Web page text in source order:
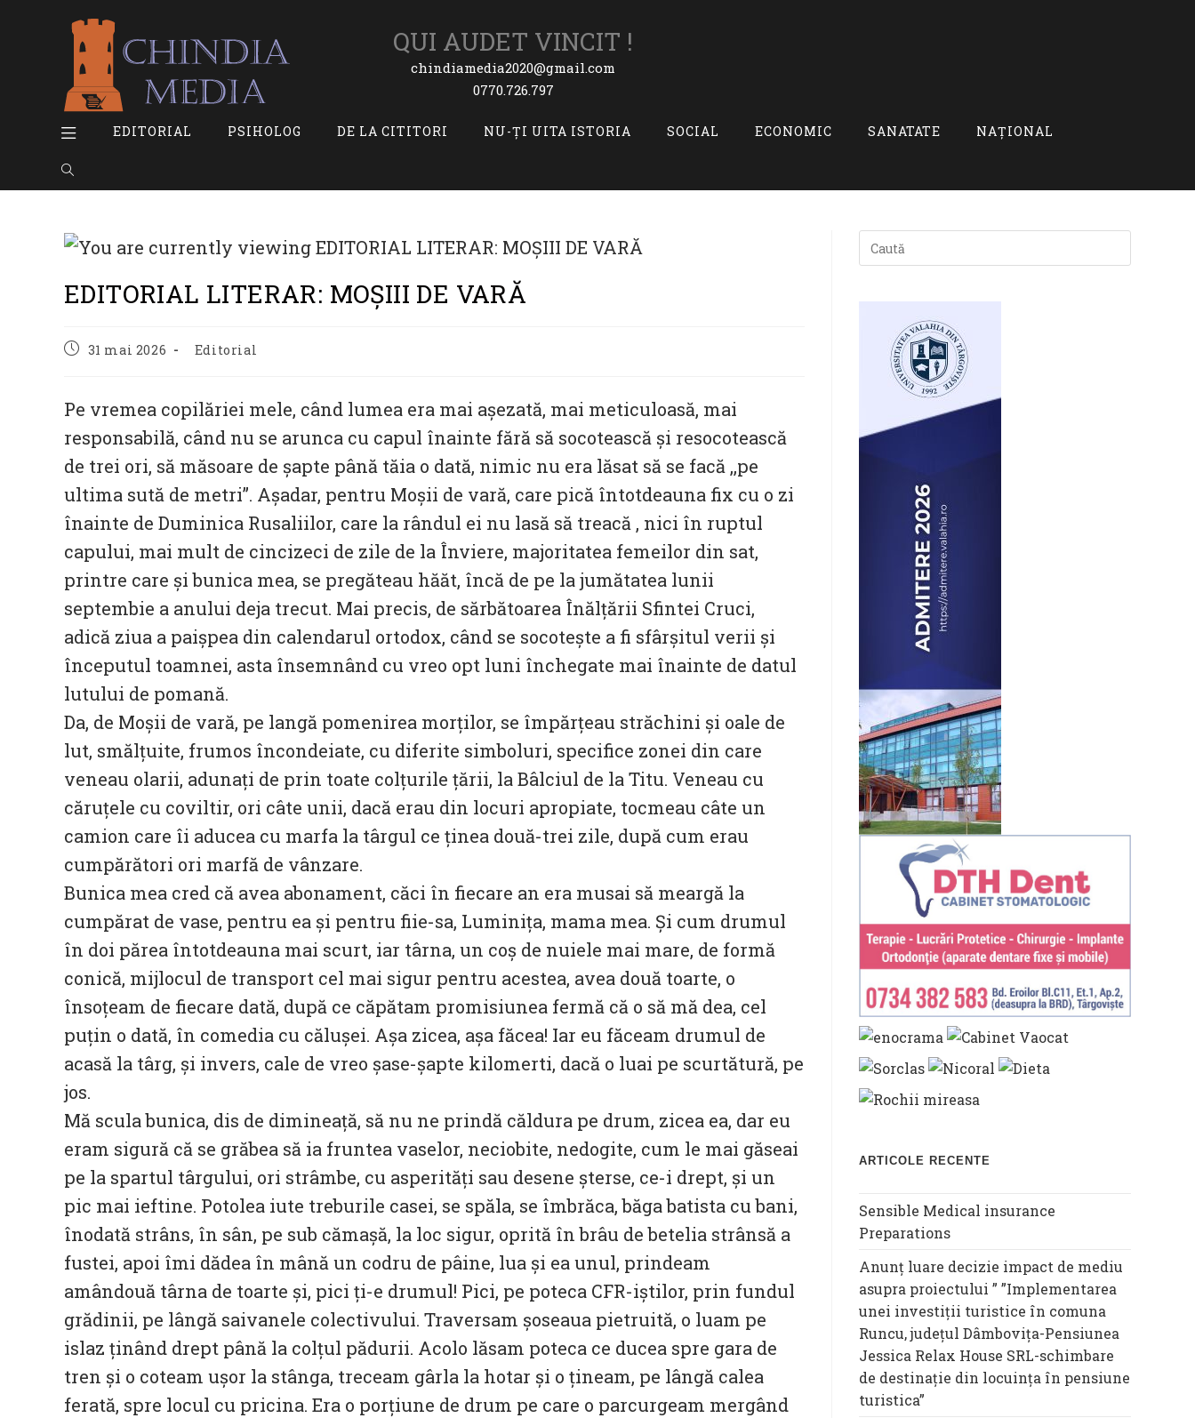
QUI AUDET VINCIT !
chindiamedia2020@gmail.com
0770.726.797
EDITORIAL PSIHOLOG DE LA CITITORI NU-ȚI UITA ISTORIA SOCIAL ECONOMIC SANATATE NAȚIONAL
TOGGLE
SEARCH
EDITORIAL LITERAR: MOȘIII DE VARĂ
Post31 mai 2026
Post
Editorial
Pe vremea copilăriei mele, când lumea era mai așezată, mai meticuloasă, mai
responsabilă, când nu se arunca cu capul înainte fără să socotească și resocotească
de trei ori, să măsoare de șapte până tăia o dată, nimic nu era lăsat să se facă ,,pe
ultima sută de metri”. Așadar, pentru Moșii de vară, care pică întotdeauna fix cu o zi
înainte de Duminica Rusaliilor, care la rândul ei nu lasă să treacă , nici în ruptul
capului, mai mult de cincizeci de zile de la Înviere, majoritatea femeilor din sat,
printre care și bunica mea, se pregăteau hăăt, încă de pe la jumătatea lunii
septembie a anului deja trecut. Mai precis, de sărbătoarea Înălțării Sfintei Cruci,
adică ziua a paișpea din calendarul ortodox, când se socotește a fi sfârșitul verii și
începutul toamnei, asta însemnând cu vreo opt luni închegate mai înainte de datul
lutului de pomană.
Da, de Moșii de vară, pe langă pomenirea morților, se împărțeau străchini și oale de
lut, smălțuite, frumos încondeiate, cu diferite simboluri, specifice zonei din care
veneau olarii, adunați de prin toate colțurile țării, la Bâlciul de la Titu. Veneau cu
căruțele cu coviltir, ori câte unii, dacă erau din locuri apropiate, tocmeau câte un
camion care îi aducea cu marfa la târgul ce ținea două-trei zile, după cum erau
cumpărători ori marfă de vânzare.
Bunica mea cred că avea abonament, căci în fiecare an era musai să meargă la
cumpărat de vase, pentru ea și pentru fiie-sa, Luminița, mama mea. Și cum drumul
în doi părea întotdeauna mai scurt, iar târna, un coș de nuiele mai mare, de formă
conică, mijlocul de transport cel mai sigur pentru acestea, avea două toarte, o
însoțeam de fiecare dată, după ce căpătam promisiunea fermă că o să mă dea, cel
puțin o dată, în comedia cu călușei. Așa zicea, așa făcea! Iar eu făceam drumul de
acasă la târg, și invers, cale de vreo șase-șapte kilomerti, dacă o luai pe scurtătură, pe
jos.
Mă scula bunica, dis de dimineață, să nu ne prindă căldura pe drum, zicea ea, dar eu
eram sigură că se grăbea să ia fruntea vaselor, neciobite, nedogite, cum le mai găseai
pe la spartul târgului, ori strâmbe, cu asperități sau desene șterse, ce-i drept, și un
pic mai ieftine. Potolea iute treburile casei, se spăla, se îmbrăca, băga batista cu bani,
înodată strâns, în sân, pe sub cămașă, la loc sigur, oprită în brâu de betelia strânsă a
fustei, apoi îmi dădea în mână un codru de pâine, lua și ea unul, prindeam
amândouă târna de toarte și, pici ți-e drumul! Pici, pe poteca CFR-iștilor, prin fundul
grădinii, pe lângă saivanele colectivului. Traversam șoseaua pietruită, o luam pe
islaz ținând drept până la colțul pădurii. Acolo lăsam poteca ce ducea spre gara de
tren și o coteam ușor la stânga, treceam gârla la hotar și o țineam, pe lângă calea
ferată, spre locul cu pricina. Era o porțiune de drum pe care o parcurgeam mergând
ARTICOLE RECENTE
Sensible Medical insurance
Preparations
Anunț luare decizie impact de mediu
asupra proiectului ” ”Implementarea
unei investiții turistice în comuna
Runcu, județul Dâmbovița-Pensiunea
Jessica Relax House SRL-schimbare
de destinație din locuința în pensiune
turistica”